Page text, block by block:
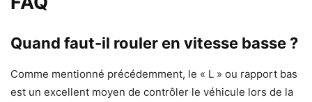
Quand faut-il rouler en vitesse basse ?
Comme mentionné précédemment, le « L » ou rapport bas
est un excellent moyen de contrôler le véhicule lors de la